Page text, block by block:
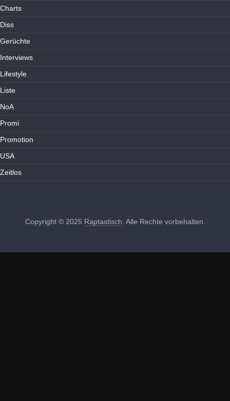
Charts
Diss
Gerüchte
Interviews
Lifestyle
Liste
NoA
Promi
Promotion
USA
Zeitlos
Copyright © 2025 Raptastisch . Alle Rechte vorbehalten.